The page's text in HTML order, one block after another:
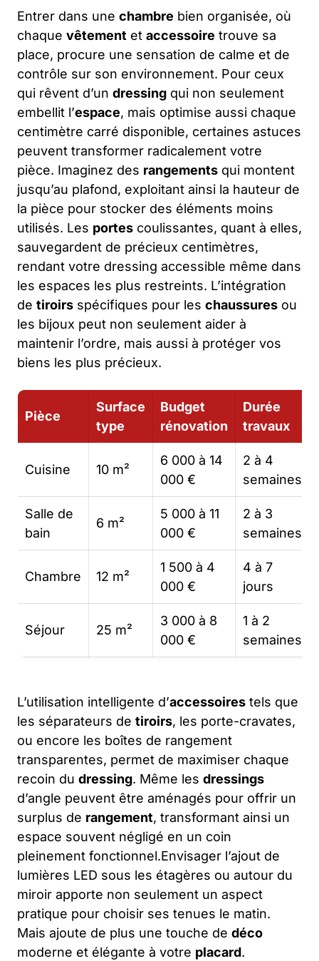
Entrer dans une chambre bien organisée, où
chaque vêtement et accessoire trouve sa
place, procure une sensation de calme et de
contrôle sur son environnement. Pour ceux
qui rêvent d’un dressing qui non seulement
embellit l’espace, mais optimise aussi chaque
centimètre carré disponible, certaines astuces
peuvent transformer radicalement votre
pièce. Imaginez des rangements qui montent
jusqu’au plafond, exploitant ainsi la hauteur de
la pièce pour stocker des éléments moins
utilisés. Les portes coulissantes, quant à elles,
sauvegardent de précieux centimètres,
rendant votre dressing accessible même dans
les espaces les plus restreints. L’intégration
de tiroirs spécifiques pour les chaussures ou
les bijoux peut non seulement aider à
maintenir l’ordre, mais aussi à protéger vos
biens les plus précieux.
Pièce
Surface
type
Budget
rénovation
Durée
travaux
Cuisine 10 m²
6 000 à 14
000 €
2 à 4
semaines
Salle de
bain
6 m²
5 000 à 11
000 €
2 à 3
semaines
Chambre 12 m²
1 500 à 4
000 €
4 à 7
jours
Séjour 25 m²
3 000 à 8
000 €
1 à 2
semaines
L’utilisation intelligente d’accessoires tels que
les séparateurs de tiroirs, les porte-cravates,
ou encore les boîtes de rangement
transparentes, permet de maximiser chaque
recoin du dressing. Même les dressings
d’angle peuvent être aménagés pour offrir un
surplus de rangement, transformant ainsi un
espace souvent négligé en un coin
pleinement fonctionnel.Envisager l’ajout de
lumières LED sous les étagères ou autour du
miroir apporte non seulement un aspect
pratique pour choisir ses tenues le matin.
Mais ajoute de plus une touche de déco
moderne et élégante à votre placard.